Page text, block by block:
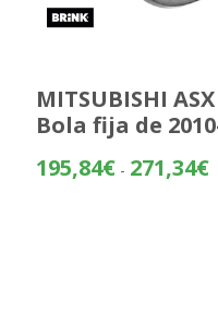
MITSUBISHI
Bola fija de
195,84€ - 271,34€